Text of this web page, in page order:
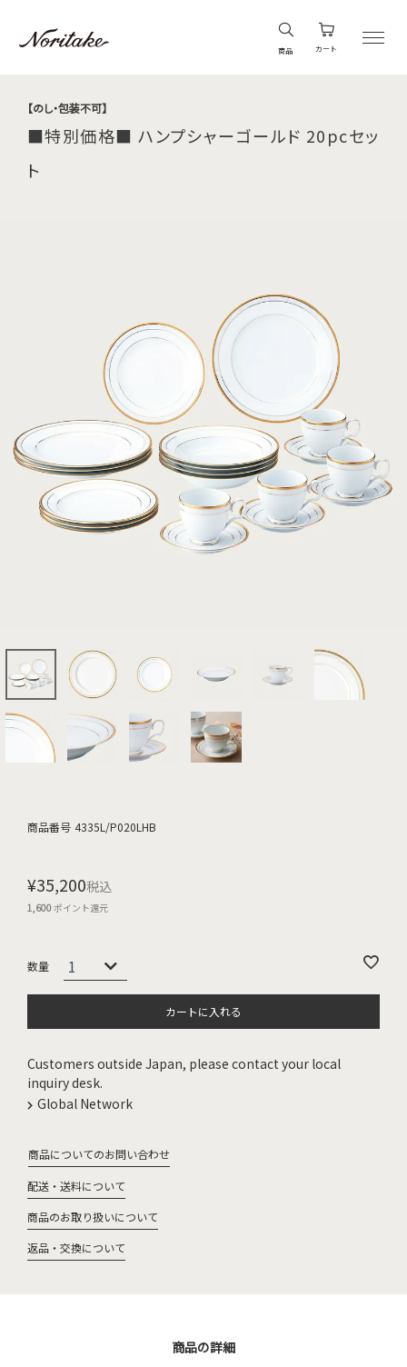
商品 カート
【のし・包装不可】
■特別価格■ ハンプシャーゴールド 20pcセッ
ト
商品番号 4335L/P020LHB
¥35,200税込
1,600ポイント還元
カートに入れる
Customers outside Japan, please contact your local
inquiry desk.
Global Network
商品についてのお問い合わせ
配送・送料について
商品のお取り扱いについて
返品・交換について
商品の詳細